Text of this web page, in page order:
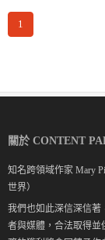
1
關於 CONTENT
知名跨領域作家 Mary
世界）
我們也如此深信深信著
者與媒體，合法取得並